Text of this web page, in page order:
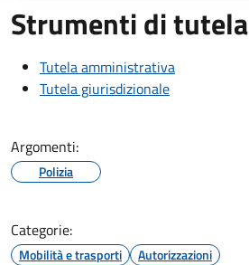
Strumenti di tutela
Tutela amministrativa
Tutela giurisdizionale
Argomenti:
Polizia
Categorie:
Mobilità e trasporti Autorizzazioni